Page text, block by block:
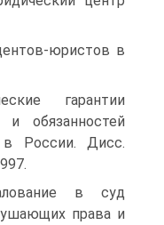
юристов в
гарантии
обязанностей
в России. Дисс.
в суд
права и